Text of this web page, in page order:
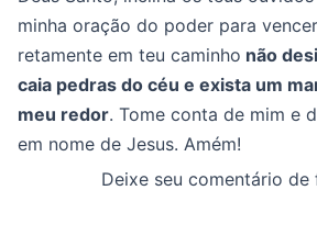
minha oração do poder para
retamente em teu caminho não
caia pedras do céu e exista um
meu redor. Tome conta de mim e
em nome de Jesus. Amém!
Deixe seu comentário de